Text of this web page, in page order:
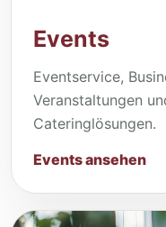
Events
Eventservice,
Veranstaltungen
Cateringlösungen.
Events ansehen